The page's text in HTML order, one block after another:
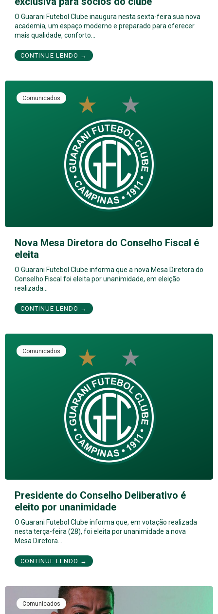
O Guarani Futebol Clube inaugura nesta sexta-feira sua nova
academia, um espaço moderno e preparado para oferecer
mais qualidade, conforto…
CONTINUE LENDO →
Comunicados
Nova Mesa Diretora do Conselho Fiscal é
eleita
O Guarani Futebol Clube informa que a nova Mesa Diretora do
Conselho Fiscal foi eleita por unanimidade, em eleição
realizada…
CONTINUE LENDO →
Comunicados
Presidente do Conselho Deliberativo é
eleito por unanimidade
O Guarani Futebol Clube informa que, em votação realizada
nesta terça-feira (28), foi eleita por unanimidade a nova
Mesa Diretora…
CONTINUE LENDO →
Comunicados